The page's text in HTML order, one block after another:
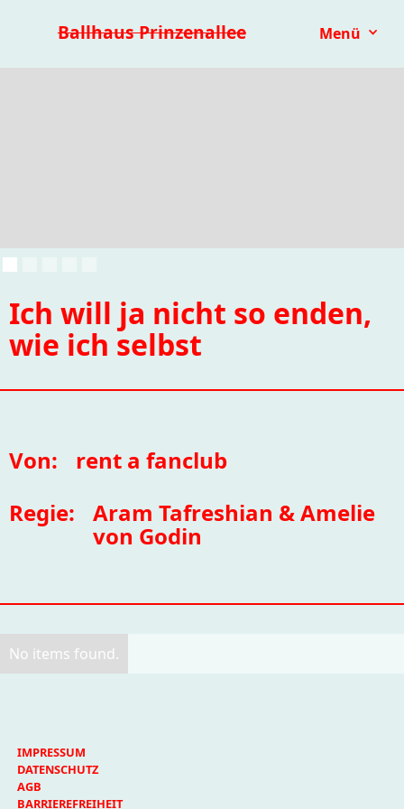
Ballhaus Prinzenallee Menü
Kinder- & Jugendtheater mit.mach.bühne
Ich will ja nicht so enden,
wie ich selbst
Von:
rent a fanclub
Regie:
Aram Tafreshian & Amelie
von Godin
No items found.
IMPRESSUM
DATENSCHUTZ
AGB
BARRIEREFREIHEIT